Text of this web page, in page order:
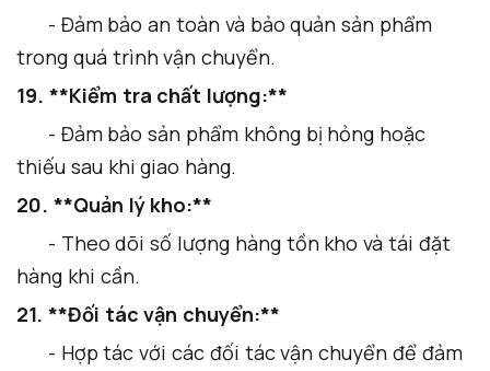
- Đảm bảo an toàn và bảo quản sản phẩm
trong quá trình vận chuyển.
19. **Kiểm tra chất lượng:**
- Đảm bảo sản phẩm không bị hỏng hoặc
thiếu sau khi giao hàng.
20. **Quản lý kho:**
- Theo dõi số lượng hàng tồn kho và tái đặt
hàng khi cần.
21. **Đối tác vận chuyển:**
- Hợp tác với các đối tác vận chuyển để đảm